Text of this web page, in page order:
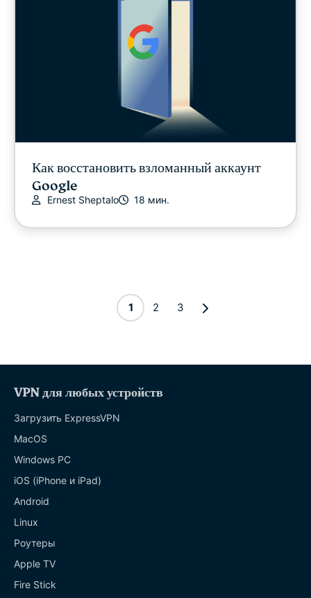
Как восстановить взломанный аккаунт
Google
Ernest Sheptalo 18 мин.
1 2 3
VPN для любых устройств
Загрузить ExpressVPN
MacOS
Windows PC
iOS (iPhone и iPad)
Android
Linux
Роутеры
Apple TV
Fire Stick